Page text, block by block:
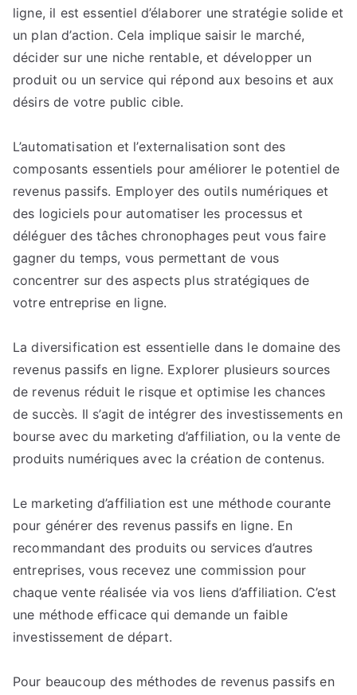
sans
Effort
Continu
ligne, il est essentiel d’élaborer une stratégie solide et
un plan d’action. Cela implique saisir le marché,
décider sur une niche rentable, et développer un
produit ou un service qui répond aux besoins et aux
désirs de votre public cible.
L’automatisation et l’externalisation sont des
composants essentiels pour améliorer le potentiel de
revenus passifs. Employer des outils numériques et
des logiciels pour automatiser les processus et
déléguer des tâches chronophages peut vous faire
gagner du temps, vous permettant de vous
concentrer sur des aspects plus stratégiques de
votre entreprise en ligne.
La diversification est essentielle dans le domaine des
revenus passifs en ligne. Explorer plusieurs sources
de revenus réduit le risque et optimise les chances
de succès. Il s’agit de intégrer des investissements en
bourse avec du marketing d’affiliation, ou la vente de
produits numériques avec la création de contenus.
Le marketing d’affiliation est une méthode courante
pour générer des revenus passifs en ligne. En
recommandant des produits ou services d’autres
entreprises, vous recevez une commission pour
chaque vente réalisée via vos liens d’affiliation. C’est
une méthode efficace qui demande un faible
investissement de départ.
Pour beaucoup des méthodes de revenus passifs en